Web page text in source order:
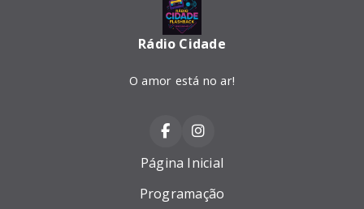
Rádio Cidade
O amor está no ar!
Página Inicial
Programação